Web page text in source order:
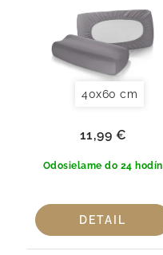
40x60 cm
Odosielame do 24 hodín
11,99 €
DETAIL